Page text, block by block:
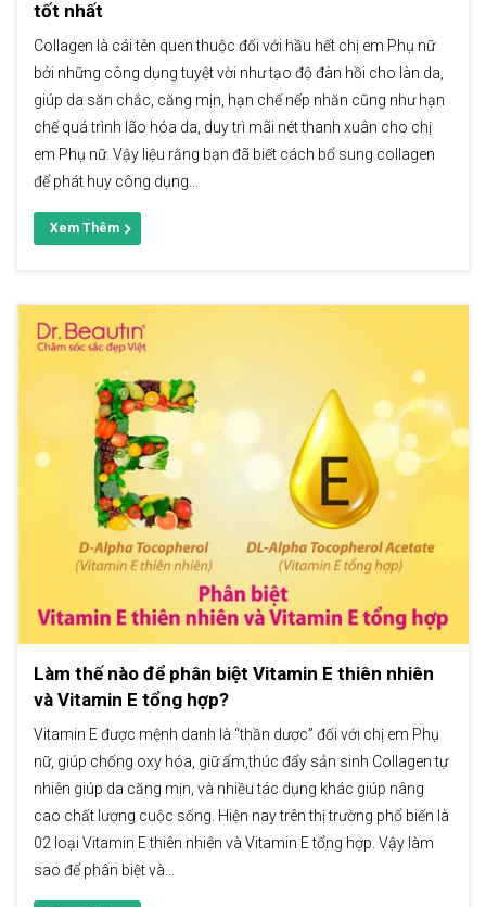
tốt nhất
Collagen là cái tên quen thuộc đối với hầu hết chị em Phụ nữ
bởi những công dụng tuyệt vời như tạo độ đàn hồi cho làn da,
giúp da săn chắc, căng mịn, hạn chế nếp nhăn cũng như hạn
chế quá trình lão hóa da, duy trì mãi nét thanh xuân cho chị
em Phụ nữ. Vậy liệu rằng bạn đã biết cách bổ sung collagen
để phát huy công dụng...
Xem Thêm
Làm thế nào để phân biệt Vitamin E thiên nhiên
và Vitamin E tổng hợp?
Vitamin E được mệnh danh là “thần dược” đối với chị em Phụ
nữ, giúp chống oxy hóa, giữ ẩm,thúc đẩy sản sinh Collagen tự
nhiên giúp da căng mịn, và nhiều tác dụng khác giúp nâng
cao chất lượng cuộc sống. Hiện nay trên thị trường phổ biến là
02 loại Vitamin E thiên nhiên và Vitamin E tổng hợp. Vậy làm
sao để phân biệt và...